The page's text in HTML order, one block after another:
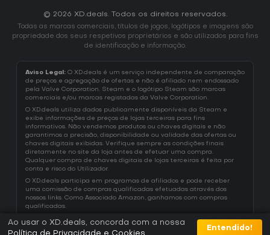
© 2026 XD.deals. Todos os direitos reservados.
Todas as marcas comerciais, títulos de jogos, logótipos e imagens são
propriedade dos seus respetivos proprietários e são utilizados para fins
de identificação e informação.
Aviso Legal: O XD.deals é um serviço independente de comparação
de preços e agregação de ofertas e não é afiliado nem endossado
pela Valve Corporation. Steam e o logótipo Steam são marcas
comerciais e/ou marcas registadas da Valve Corporation.
O XD.deals utiliza dados publicamente disponíveis da Steam e
exibe informações de preços de lojas terceiras para fins
informativos. Não vendemos produtos ou chaves digitais e não
garantimos a precisão, disponibilidade ou validade das ofertas ou
chaves digitais exibidas. Verifique sempre as condições finais
diretamente no site da loja antes de efetuar uma compra.
Qualquer compra de chaves digitais de lojas terceiras é feita por
conta e risco do Utilizador.
O XD.deals participa em programas de afiliados e pode receber
uma comissão de compras qualificadas efetuadas através dos
nossos links. Como Associado Amazon, ganhamos com compras
qualificadas.
Ao usar o XD.deals, concorda com a nossa
Política de Privacidade e Cookies
Entendido!